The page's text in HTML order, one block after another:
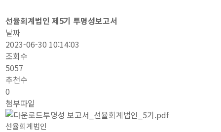
선율회계법인 제5기 투명성보고서
날짜
2023-06-30 10:14:03
조회수
5057
추천수
0
첨부파일
투명성 보고서_선율회계법인_5기.pdf
선율회계법인